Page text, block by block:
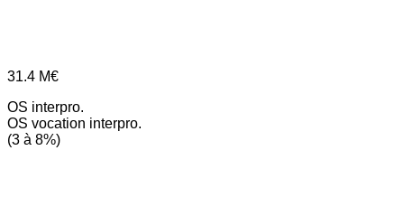
31.4 M€
OS interpro.
OS vocation interpro.
(3 à 8%)